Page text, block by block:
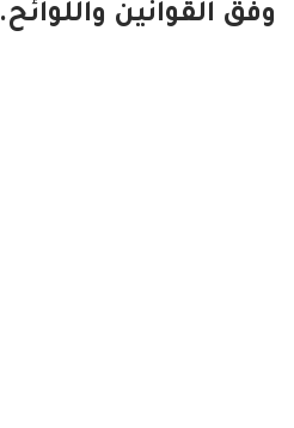
وفق القوانين واللوائح.